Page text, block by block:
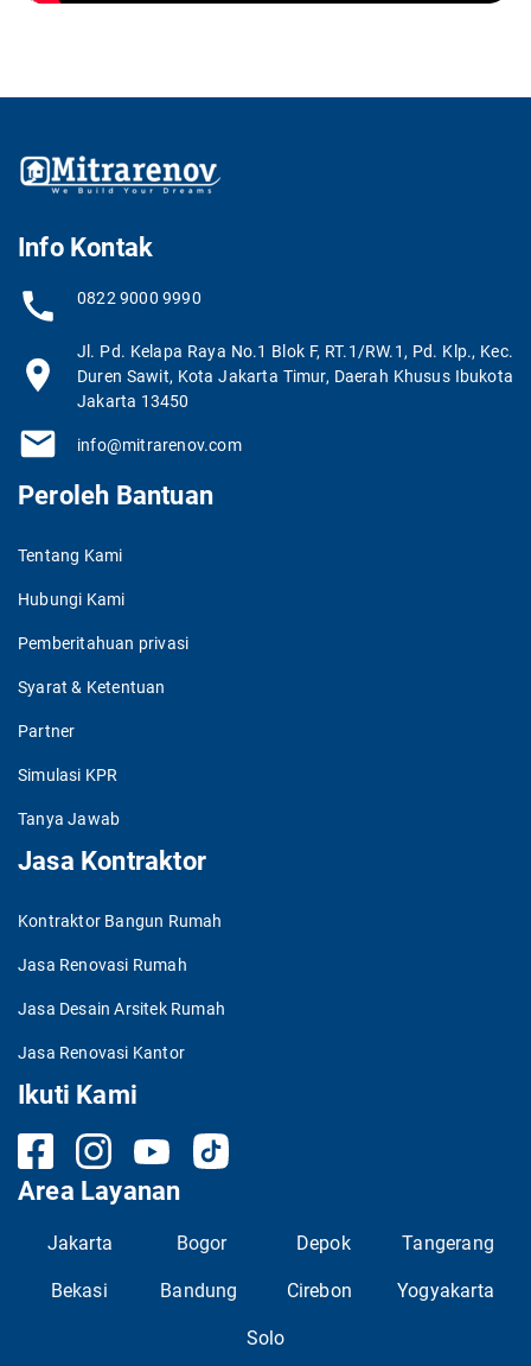
Info Kontak
0822 9000 9990
Jl. Pd. Kelapa Raya No.1 Blok F, RT.1/RW.1, Pd. Klp., Kec.
Duren Sawit, Kota Jakarta Timur, Daerah Khusus Ibukota
Jakarta 13450
info@mitrarenov.com
Peroleh Bantuan
Tentang Kami
Hubungi Kami
Pemberitahuan privasi
Syarat & Ketentuan
Partner
Simulasi KPR
Tanya Jawab
Jasa Kontraktor
Kontraktor Bangun Rumah
Jasa Renovasi Rumah
Jasa Desain Arsitek Rumah
Jasa Renovasi Kantor
Ikuti Kami
Area Layanan
Jakarta Bogor Depok Tangerang
Bekasi Bandung Cirebon Yogyakarta
Solo